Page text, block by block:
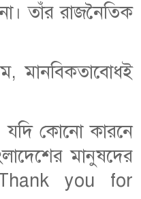
তাঁর রাজনৈতিক
মানবিকতাবোধই
যদি কোনো কারনে
মানুষদের
Thank you for